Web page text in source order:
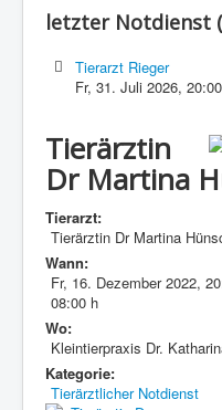
letzter Notdienst
Tierarzt Rieger
Fr, 31. Juli 2026,20:00
Tierärztin
Dr Martina
Tierarzt:
Tierärztin Dr Martina
Wann:
Fr, 16. Dezember 2022,
08:00 h
Wo:
Kleintierpraxis Dr.
Kategorie:
Tierärztlicher Notdienst